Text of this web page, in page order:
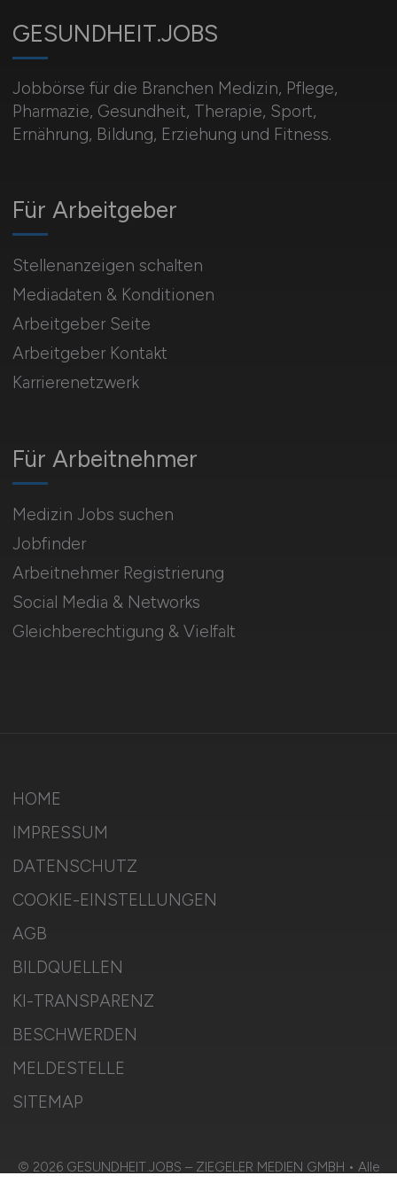
GESUNDHEIT.JOBS
Jobbörse für die Branchen Medizin, Pflege,
Pharmazie, Gesundheit, Therapie, Sport,
Ernährung, Bildung, Erziehung und Fitness.
Für Arbeitnehmer
Medizin Jobs suchen
Jobfinder
Arbeitnehmer Registrierung
Social Media & Networks
Gleichberechtigung & Vielfalt
Für Arbeitgeber
Stellenanzeigen schalten
Mediadaten & Konditionen
Arbeitgeber Seite
Arbeitgeber Kontakt
Karrierenetzwerk
HOME
IMPRESSUM
DATENSCHUTZ
COOKIE-EINSTELLUNGEN
AGB
BILDQUELLEN
KI-TRANSPARENZ
BESCHWERDEN
MELDESTELLE
SITEMAP
© 2026 GESUNDHEIT.JOBS – ZIEGELER MEDIEN GMBH • Alle